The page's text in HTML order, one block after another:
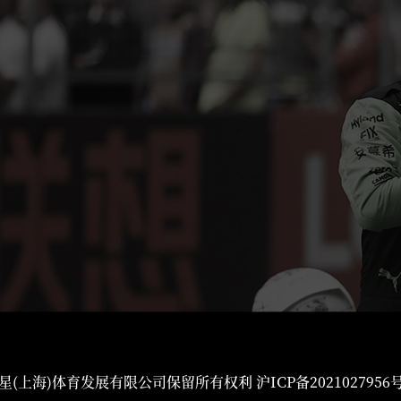
(上海)体育发展有限公司保留所有权利 沪ICP备2021027956